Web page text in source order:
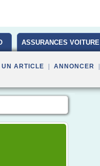
ASSURANCES VOITURE
UN ARTICLE ANNONCER